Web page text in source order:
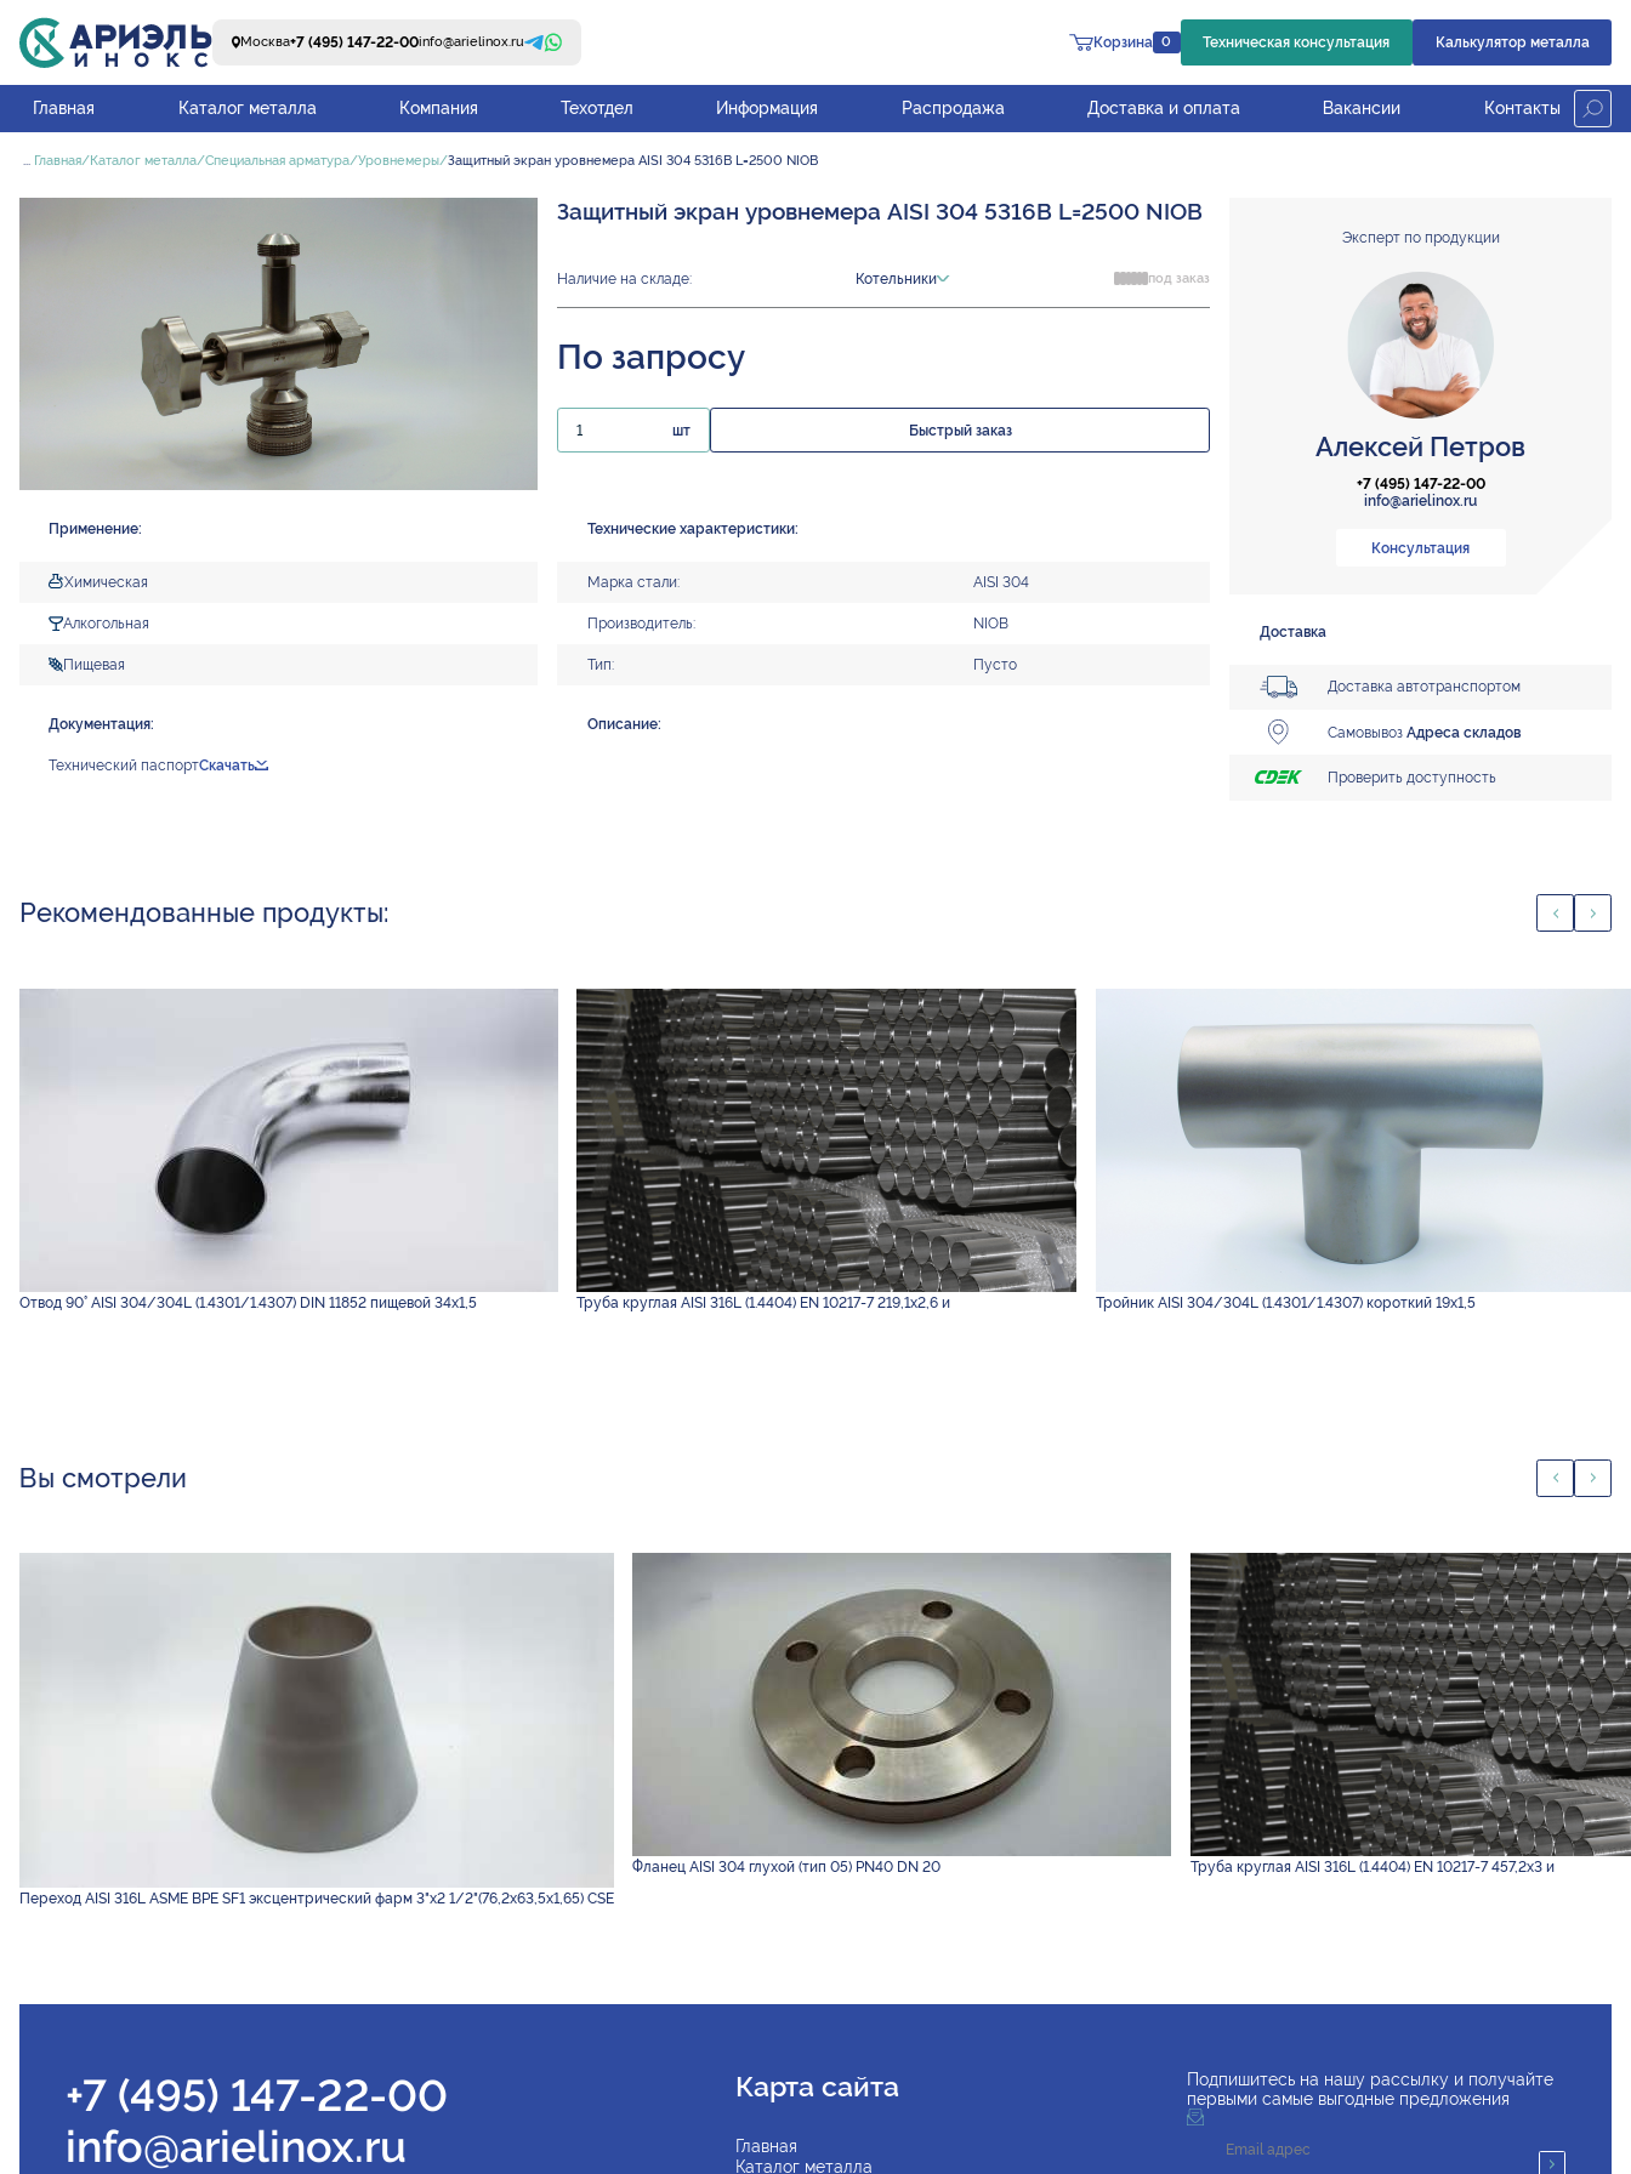
Москва+7 (495) 147-22-00info@arielinox.ru Корзина 0 Техническая консультация Калькулятор металла
Главная Каталог металла Компания Техотдел Информация Распродажа Доставка и оплата Вакансии Контакты
... Главная Каталог металла Специальная арматура Уровнемеры Защитный экран уровнемера AISI 304 5316B L=2500 NIOB
Защитный экран уровнемера AISI 304 5316B L=2500 NIOB
Наличие на складе: Котельники под заказ
По запросу
шт Быстрый заказ
Применение:
Химическая
Алкогольная
Пищевая
Документация:
Технический паспортСкачать
Технические характеристики:
Марка стали: AISI 304
Производитель: NIOB
Тип: Пусто
Описание:
Эксперт по продукции
Алексей Петров
+7 (495) 147-22-00
info@arielinox.ru
Консультация
Доставка
Доставка автотранспортом
СамовывозАдреса складов
Проверить доступность
Рекомендованные продукты:
Отвод 90° AISI 304/304L (1.4301/1.4307) DIN 11852 пищевой 34х1,5 Труба круглая AISI 316L (1.4404) EN 10217-7 219,1х2,6 и Тройник AISI 304/304L (1.4301/1.4307) короткий 19х1,5
Вы смотрели
Переход AISI 316L ASME BPE SF1 эксцентрический фарм 3"х2 1/2"(76,2х63,5х1,65) CSE
Фланец AISI 304 глухой (тип 05) PN40 DN 20 Труба круглая AISI 316L (1.4404) EN 10217-7 457,2х3 и
Подпишитесь на нашу рассылку и получайте
первыми самые выгодные предложения
+7 (495) 147-22-00
info@arielinox.ru
Карта сайта
Главная
Каталог металла